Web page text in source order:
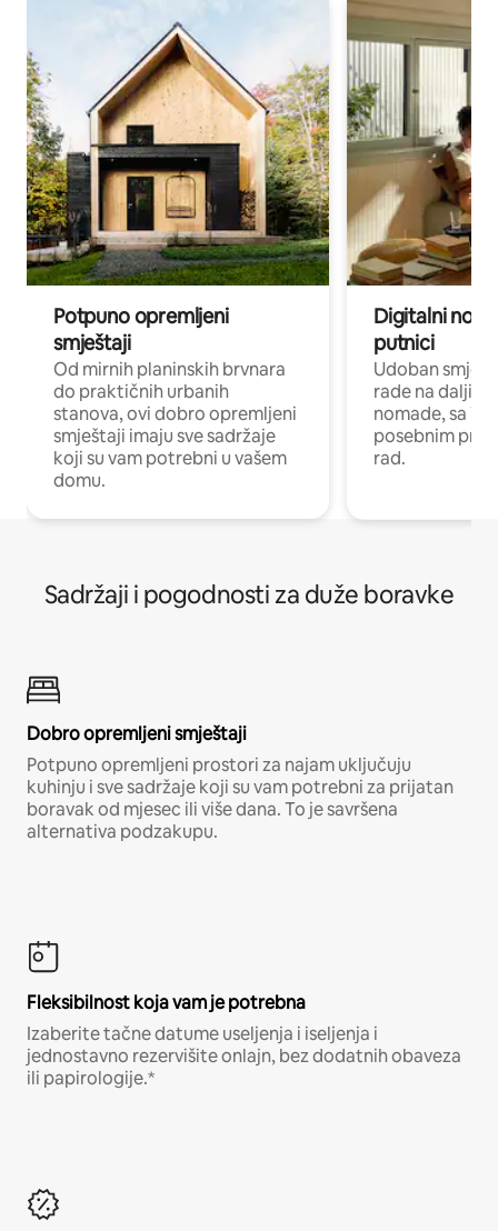
Potpuno opremljeni
smještaji
Od mirnih planinskih brvnara
do praktičnih urbanih
stanova, ovi dobro opremljeni
smještaji imaju sve sadržaje
koji su vam potrebni u vašem
domu.
Digitalni
putnici
Udoban
rade na
nomade, sa
posebnim
rad.
Sadržaji i pogodnosti za duže boravke
Dobro opremljeni smještaji
Potpuno opremljeni prostori za najam uključuju
kuhinju i sve sadržaje koji su vam potrebni za prijatan
boravak od mjesec ili više dana. To je savršena
alternativa podzakupu.
Fleksibilnost koja vam je potrebna
Izaberite tačne datume useljenja i iseljenja i
jednostavno rezervišite onlajn, bez dodatnih obaveza
ili papirologije.*